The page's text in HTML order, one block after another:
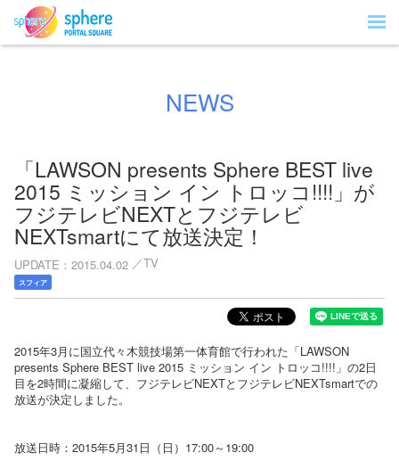
NEWS
「LAWSON presents Sphere BEST live
2015 ミッション イン トロッコ!!!!」が
フジテレビNEXTとフジテレビ
NEXTsmartにて放送決定！
UPDATE 2015.04.02 TV
スフィア
2015年3月に国立代々木競技場第一体育館で行われた「LAWSON
presents Sphere BEST live 2015 ミッション イン トロッコ!!!!」の2日
目を2時間に凝縮して、フジテレビNEXTとフジテレビNEXTsmartでの
放送が決定しました。
放送日時：2015年5月31日（日）17:00～19:00